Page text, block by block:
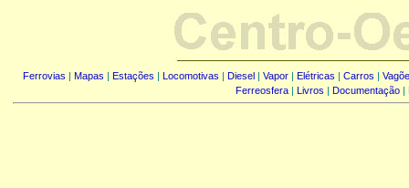
Ferrovias | Mapas | Estações | Locomotivas | Diesel | Vapor | Elétricas | Carros |
Ferreosfera| Livros | Documentação|